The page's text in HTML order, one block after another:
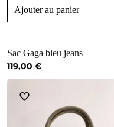
Ajouter au panier
Sac Gaga bleu jeans
119,00 €